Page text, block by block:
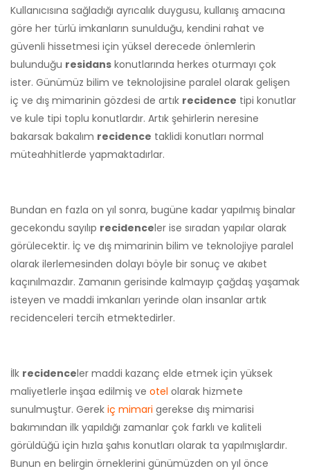
Kullanıcısına sağladığı ayrıcalık duygusu, kullanış amacına
göre her türlü imkanların sunulduğu, kendini rahat ve
güvenli hissetmesi için yüksel derecede önlemlerin
bulunduğu residans konutlarında herkes oturmayı çok
ister. Günümüz bilim ve teknolojisine paralel olarak gelişen
iç ve dış mimarinin gözdesi de artık recidence tipi konutlar
ve kule tipi toplu konutlardır. Artık şehirlerin neresine
bakarsak bakalım recidence taklidi konutları normal
müteahhitlerde yapmaktadırlar.
Bundan en fazla on yıl sonra, bugüne kadar yapılmış binalar
gecekondu sayılıp recidenceler ise sıradan yapılar olarak
görülecektir. İç ve dış mimarinin bilim ve teknolojiye paralel
olarak ilerlemesinden dolayı böyle bir sonuç ve akıbet
kaçınılmazdır. Zamanın gerisinde kalmayıp çağdaş yaşamak
isteyen ve maddi imkanları yerinde olan insanlar artık
recidenceleri tercih etmektedirler.
İlk recidenceler maddi kazanç elde etmek için yüksek
maliyetlerle inşaa edilmiş ve otel olarak hizmete
sunulmuştur. Gerek iç mimari gerekse dış mimarisi
bakımından ilk yapıldığı zamanlar çok farklı ve kaliteli
görüldüğü için hızla şahıs konutları olarak ta yapılmışlardır.
Bunun en belirgin örneklerini günümüzden on yıl önce